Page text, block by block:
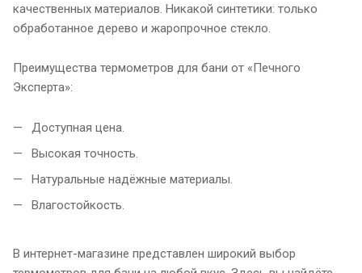
качественных материалов. Никакой синтетики: только
обработанное дерево и жаропрочное стекло.
Преимущества термометров для бани от «Печного
Эксперта»:
Доступная цена.
Высокая точность.
Натуральные надёжные материалы.
Влагостойкость.
В интернет-магазине представлен широкий выбор